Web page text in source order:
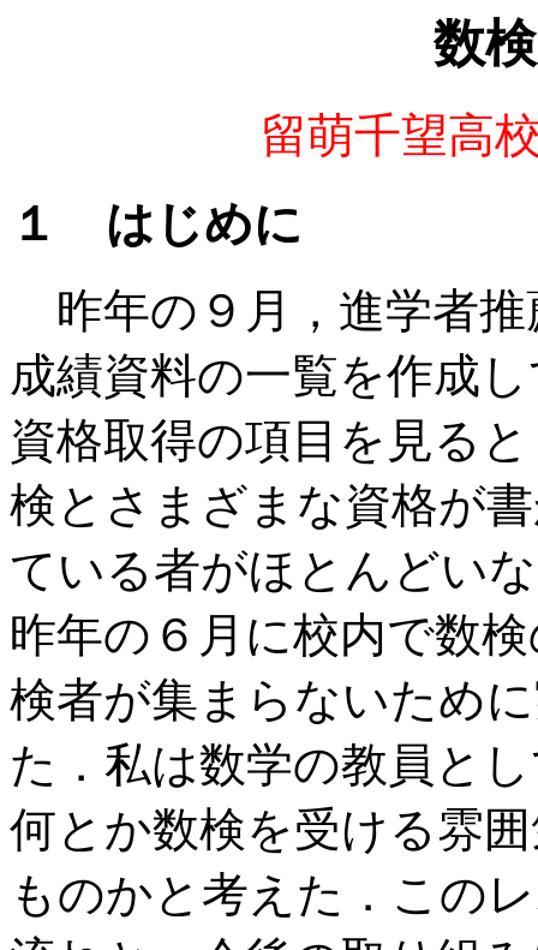
数
留萌千望
１ はじめに
昨年の９月，進学者推
成績資料の一覧を作成
資格取得の項目を見る
検とさまざまな資格が
ている者がほとんどい
昨年の６月に校内で数
検者が集まらないため
た．私は数学の教員と
何とか数検を受ける雰
ものかと考えた．この